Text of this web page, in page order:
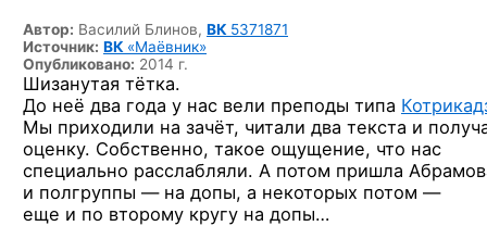
Автор: Василий Блинов, ВК 5371871
Источник: ВК «Маёвник»
Опубликовано: 2014 г.
Шизанутая тётка.
До неё два года у нас вели преподы типа
Мы приходили на зачёт, читали два текста и
оценку. Собственно, такое ощущение, что нас
специально расслабляли. А потом пришла
и полгруппы — на допы, а некоторых потом —
еще и по второму кругу на допы…